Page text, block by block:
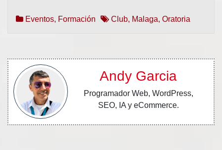
Eventos, Formación Club, Malaga, Oratoria
Andy Garcia
Programador Web, WordPress,
SEO, IA y eCommerce.